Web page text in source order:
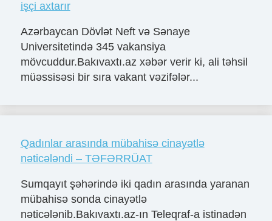
işçi axtarır
Azərbaycan Dövlət Neft və Sənaye
Universitetində 345 vakansiya
mövcuddur.Bakıvaxtı.az xəbər verir ki, ali təhsil
müəssisəsi bir sıra vakant vəzifələr...
Qadınlar arasında mübahisə cinayətlə
nəticələndi – TƏFƏRRÜAT
Sumqayıt şəhərində iki qadın arasında yaranan
mübahisə sonda cinayətlə
nəticələnib.Bakıvaxtı.az-ın Teleqraf-a istinadən